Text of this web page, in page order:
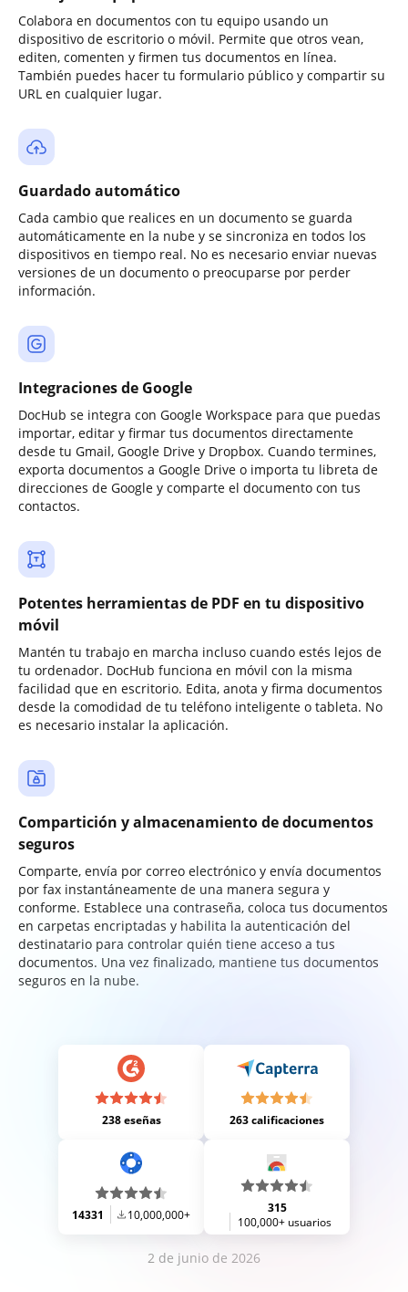
Colabora en documentos con tu equipo usando un
dispositivo de escritorio o móvil. Permite que otros vean,
editen, comenten y firmen tus documentos en línea.
También puedes hacer tu formulario público y compartir su
URL en cualquier lugar.
Guardado automático
Cada cambio que realices en un documento se guarda
automáticamente en la nube y se sincroniza en todos los
dispositivos en tiempo real. No es necesario enviar nuevas
versiones de un documento o preocuparse por perder
información.
Integraciones de Google
DocHub se integra con Google Workspace para que puedas
importar, editar y firmar tus documentos directamente
desde tu Gmail, Google Drive y Dropbox. Cuando termines,
exporta documentos a Google Drive o importa tu libreta de
direcciones de Google y comparte el documento con tus
contactos.
Potentes herramientas de PDF en tu dispositivo
móvil
Mantén tu trabajo en marcha incluso cuando estés lejos de
tu ordenador. DocHub funciona en móvil con la misma
facilidad que en escritorio. Edita, anota y firma documentos
desde la comodidad de tu teléfono inteligente o tableta. No
es necesario instalar la aplicación.
Compartición y almacenamiento de documentos
seguros
Comparte, envía por correo electrónico y envía documentos
por fax instantáneamente de una manera segura y
conforme. Establece una contraseña, coloca tus documentos
en carpetas encriptadas y habilita la autenticación del
destinatario para controlar quién tiene acceso a tus
documentos. Una vez finalizado, mantiene tus documentos
seguros en la nube.
238 eseñas 263 calificaciones
14331 10,000,000+
315
100,000+ usuarios
2 de junio de 2026